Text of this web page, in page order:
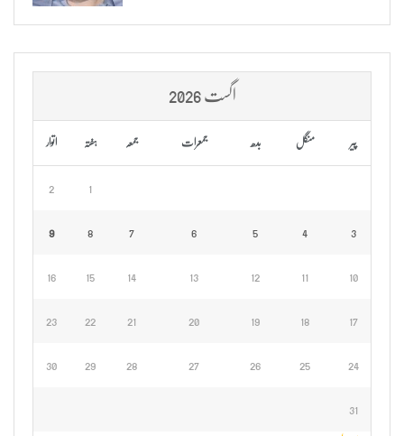
اگست 2026
پیر منگل بدھ جمعرات جمعہ ہفتہ اتوار
1
2
3
4
5
6
7
8
9
10
11
12
13
14
15
16
17
18
19
20
21
22
23
24
25
26
27
28
29
30
31